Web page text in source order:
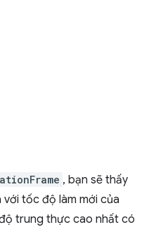
, bạn sẽ thấy
tốc độ làm mới của
trung thực cao nhất có